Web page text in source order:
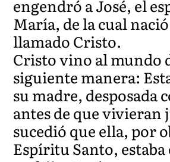
engendró a José, el
María, de la cual
llamado Cristo.
Cristo vino al mundo
siguiente manera:
su madre, desposada
antes de que vivieran
sucedió que ella, por
Espíritu Santo,